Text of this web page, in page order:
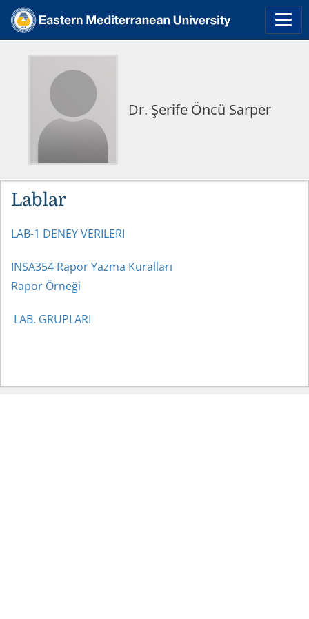
Dr. Şerife Öncü Sarper
Lablar
LAB-1 DENEY VERILERI
INSA354 Rapor Yazma Kuralları
Rapor Örneği
LAB. GRUPLARI